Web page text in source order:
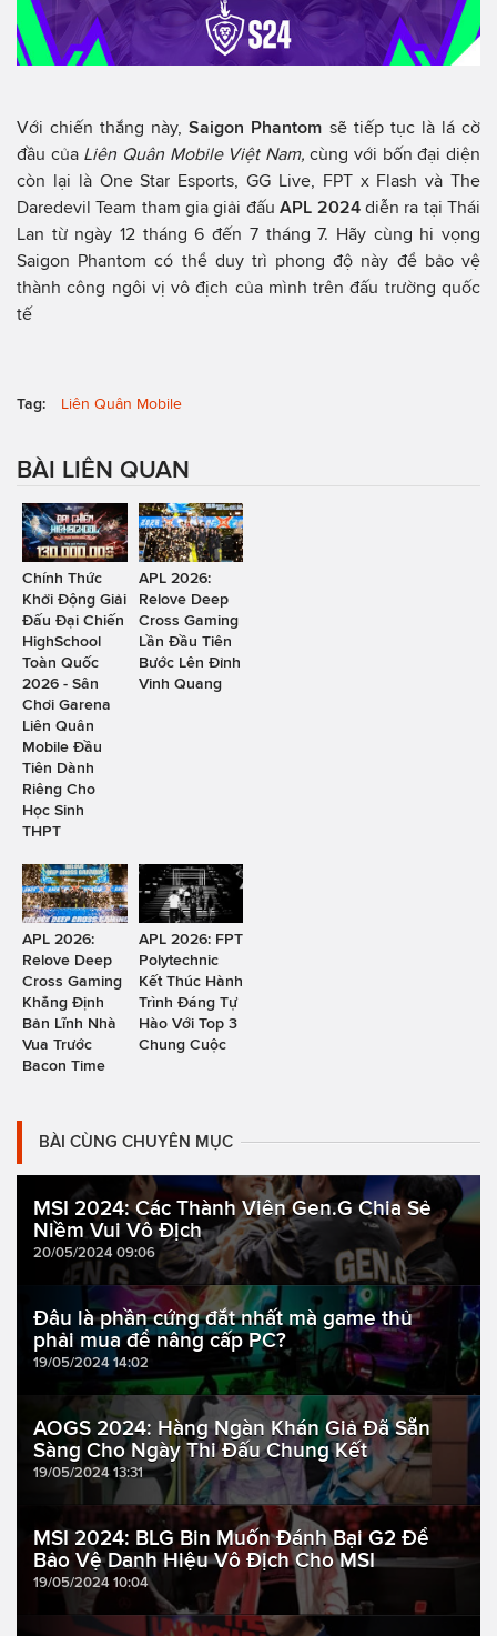
Với chiến thắng này,Saigon Phantom sẽ tiếp tục là lá cờ
đầu của Liên Quân Mobile Việt Nam,cùng với bốn đại diện
còn lại là One Star Esports, GG Live, FPT x Flash và The
Daredevil Team tham gia giải đấuAPL 2024 diễn ra tại Thái
Lan từ ngày 12 tháng 6 đến 7 tháng 7. Hãy cùng hi vọng
Saigon Phantom có thể duy trì phong độ này để bảo vệ
thành công ngôi vị vô địch của mình trên đấu trường quốc
tế
Tag: Liên Quân Mobile
BÀI LIÊN QUAN
Chính Thức
Khởi Động Giải
Đấu Đại Chiến
HighSchool
Toàn Quốc
2026 - Sân
Chơi Garena
Liên Quân
Mobile Đầu
Tiên Dành
Riêng Cho
Học Sinh
THPT
APL 2026:
Relove Deep
Cross Gaming
Lần Đầu Tiên
Bước Lên Đỉnh
Vinh Quang
APL 2026:
Relove Deep
Cross Gaming
Khẳng Định
Bản Lĩnh Nhà
Vua Trước
Bacon Time
APL 2026: FPT
Polytechnic
Kết Thúc Hành
Trình Đáng Tự
Hào Với Top 3
Chung Cuộc
BÀI CÙNG CHUYÊN MỤC
MSI 2024: Các Thành Viên Gen.G Chia Sẻ
Niềm Vui Vô Địch
20/05/2024 09:06
Đâu là phần cứng đắt nhất mà game thủ
phải mua để nâng cấp PC?
19/05/2024 14:02
AOGS 2024: Hàng Ngàn Khán Giả Đã Sẵn
Sàng Cho Ngày Thi Đấu Chung Kết
19/05/2024 13:31
MSI 2024: BLG Bin Muốn Đánh Bại G2 Để
Bảo Vệ Danh Hiệu Vô Địch Cho MSI
19/05/2024 10:04